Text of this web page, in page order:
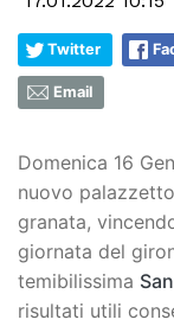
Twitter
Email
Domenica 16
nuovo
granata,
giornata del
temibilissima
risultati utili